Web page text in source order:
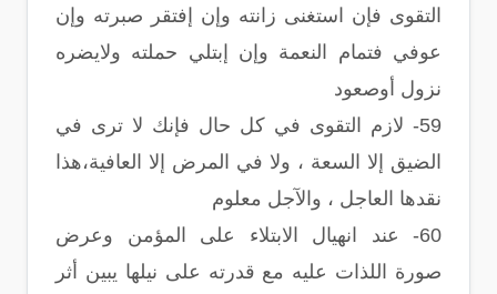
التقوى فإن استغنى زانته وإن إفتقر صبرته وإن
عوفي فتمام النعمة وإن إبتلي حملته ولايضره
نزول أوصعود
59- لازم التقوى في كل حال فإنك لا ترى في
الضيق إلا السعة ، ولا في المرض إلا العافية،هذا
نقدها العاجل ، والآجل معلوم
60- عند انهيال الابتلاء على المؤمن وعرض
صورة اللذات عليه مع قدرته على نيلها يبين أثر